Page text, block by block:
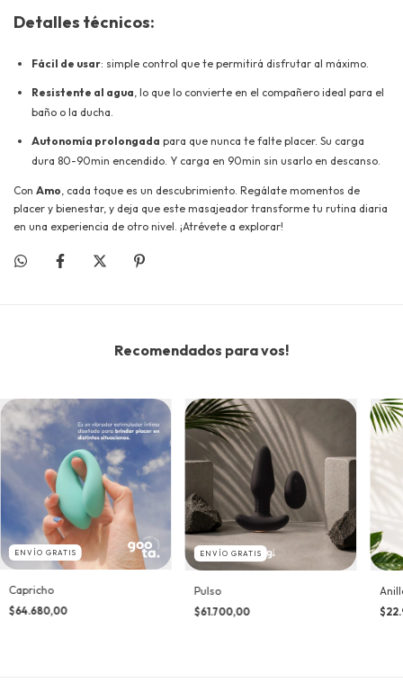
Detalles técnicos:
Fácil de usar: simple control que te permitirá disfrutar al máximo.
Resistente al agua , lo que lo convierte en el compañero ideal para el
baño o la ducha.
Autonomía prolongada para que nunca te falte placer. Su carga
dura 80-90min encendido. Y carga en 90min sin usarlo en descanso.
Con Amo , cada toque es un descubrimiento. Regálate momentos de
placer y bienestar, y deja que este masajeador transforme tu rutina diaria
en una experiencia de otro nivel. ¡Atrévete a explorar!
Recomendados para vos!
ENVÍO GRATIS
Capricho
$64.680,00
ENVÍO GRATIS
Pulso
$61.700,00